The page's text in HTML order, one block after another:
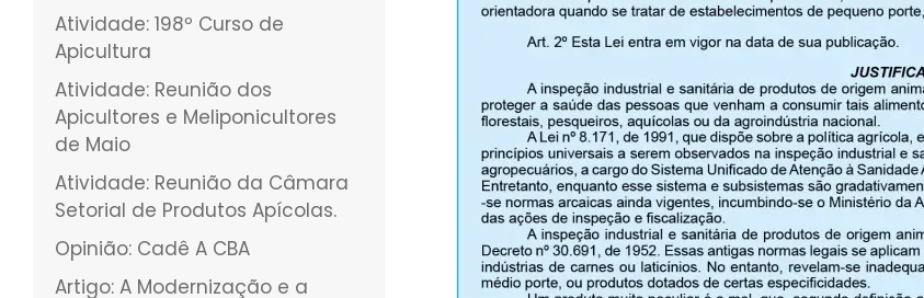
Atividade: 198º Curso de
Apicultura
Atividade: Reunião dos
Apicultores e Meliponicultores
de Maio
Atividade: Reunião da Câmara
Setorial de Produtos Apícolas.
Opinião: Cadê A CBA
Artigo: A Modernização e a